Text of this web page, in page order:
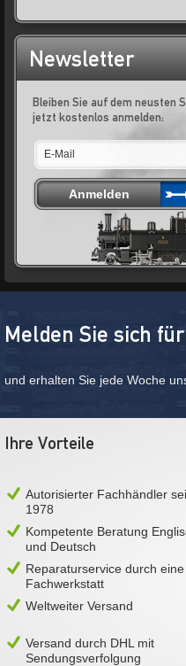
Newsletter
Bleiben Sie auf dem neusten
jetzt kostenlos anmelden:
Melden Sie sich
und erhalten Sie jede Woche
Ihre Vorteile
Autorisierter Fachhändler
1978
Kompetente Beratung
und Deutsch
Reparaturservice durch eine
Fachwerkstatt
Weltweiter Versand
Versand durch DHL mit
Sendungsverfolgung